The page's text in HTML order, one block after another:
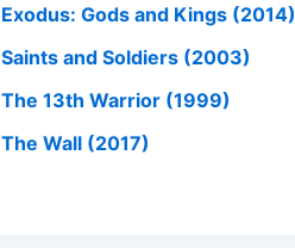
Exodus: Gods and Kings (2014)
Saints and Soldiers (2003)
The 13th Warrior (1999)
The Wall (2017)